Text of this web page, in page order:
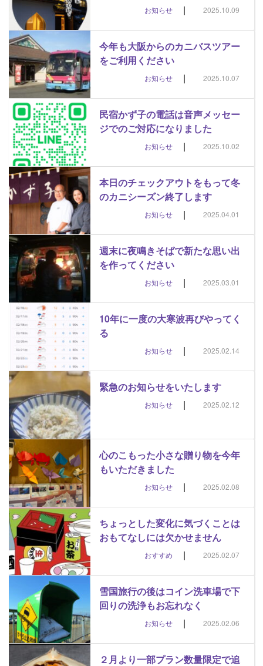
お知らせ | 2025.10.09
今年も大阪からのカニバスツアー
をご利用ください
お知らせ | 2025.10.07
民宿かず子の電話は音声メッセー
ジでのご対応になりました
お知らせ | 2025.10.02
本日のチェックアウトをもって冬
のカニシーズン終了します
お知らせ | 2025.04.01
週末に夜鳴きそばで新たな思い出
を作ってください
お知らせ | 2025.03.01
10年に一度の大寒波再びやってく
る
お知らせ | 2025.02.14
緊急のお知らせをいたします
お知らせ | 2025.02.12
心のこもった小さな贈り物を今年
もいただきました
お知らせ | 2025.02.08
ちょっとした変化に気づくことは
おもてなしには欠かせません
おすすめ | 2025.02.07
雪国旅行の後はコイン洗車場で下
回りの洗浄もお忘れなく
お知らせ | 2025.02.06
２月より一部プラン数量限定で追